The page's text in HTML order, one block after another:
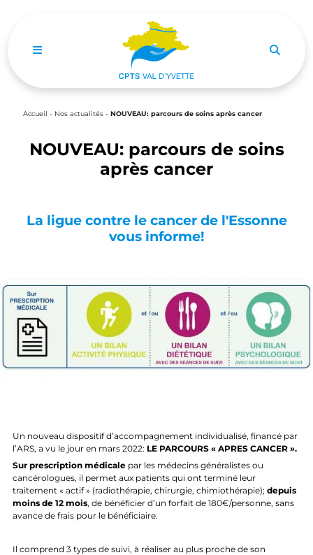
Ouvrir le menu de navigation mobile
Accueil - Nos actualités - NOUVEAU: parcours de soins après cancer
NOUVEAU: parcours de soins
après cancer
La ligue contre le cancer de l'Essonne
vous informe!
Un nouveau dispositif d’accompagnement individualisé, financé par
l’ARS, a vu le jour en mars 2022: LE PARCOURS « APRES CANCER ».
Sur prescription médicale par les médecins généralistes ou
cancérologues, il permet aux patients qui ont terminé leur
traitement « actif » (radiothérapie, chirurgie, chimiothérapie); depuis
moins de 12 mois, de bénéficier d’un forfait de 180€/personne, sans
avance de frais pour le bénéficiaire.
Il comprend 3 types de suivi, à réaliser au plus proche de son